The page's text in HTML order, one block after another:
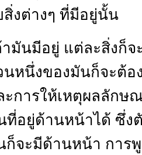
สิ่งต่างๆ ที่มีอยู่นั้น
มันมีอยู่ แต่ละสิ่งก็
นหนึ่งของมันก็จะต้อ
ะการให้เหตุผลลักษ
ที่อยู่ด้านหน้าได้ ซึ่ง
ก็จะมีด้านหน้า การ